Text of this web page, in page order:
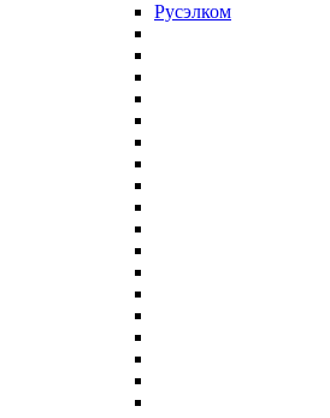
Русэлком